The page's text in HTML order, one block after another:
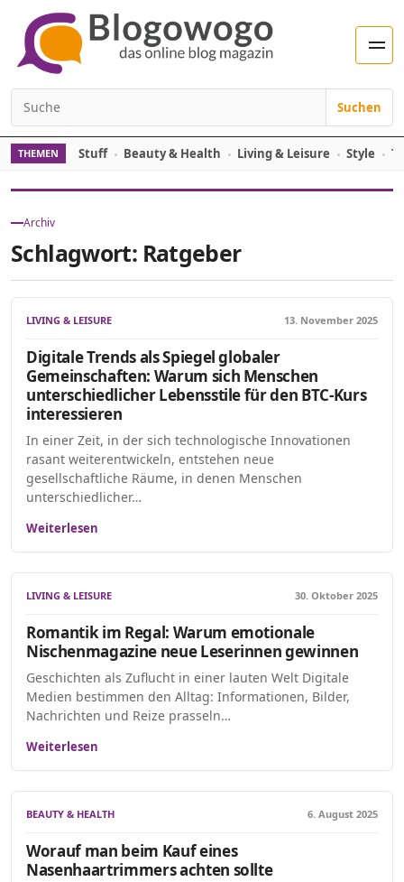
Zum Inhalt springen
Suchen nach:
Suchen
THEMEN Stuff Beauty & Health Living & Leisure Style
Archiv
Schlagwort: Ratgeber
LIVING & LEISURE 13. November 2025
Digitale Trends als Spiegel globaler
Gemeinschaften: Warum sich Menschen
unterschiedlicher Lebensstile für den BTC-Kurs
interessieren
In einer Zeit, in der sich technologische Innovationen
rasant weiterentwickeln, entstehen neue
gesellschaftliche Räume, in denen Menschen
unterschiedlicher…
Weiterlesen
LIVING & LEISURE 30. Oktober 2025
Romantik im Regal: Warum emotionale
Nischenmagazine neue Leserinnen gewinnen
Geschichten als Zuflucht in einer lauten Welt Digitale
Medien bestimmen den Alltag: Informationen, Bilder,
Nachrichten und Reize prasseln…
Weiterlesen
BEAUTY & HEALTH 6. August 2025
Worauf man beim Kauf eines
Nasenhaartrimmers achten sollte